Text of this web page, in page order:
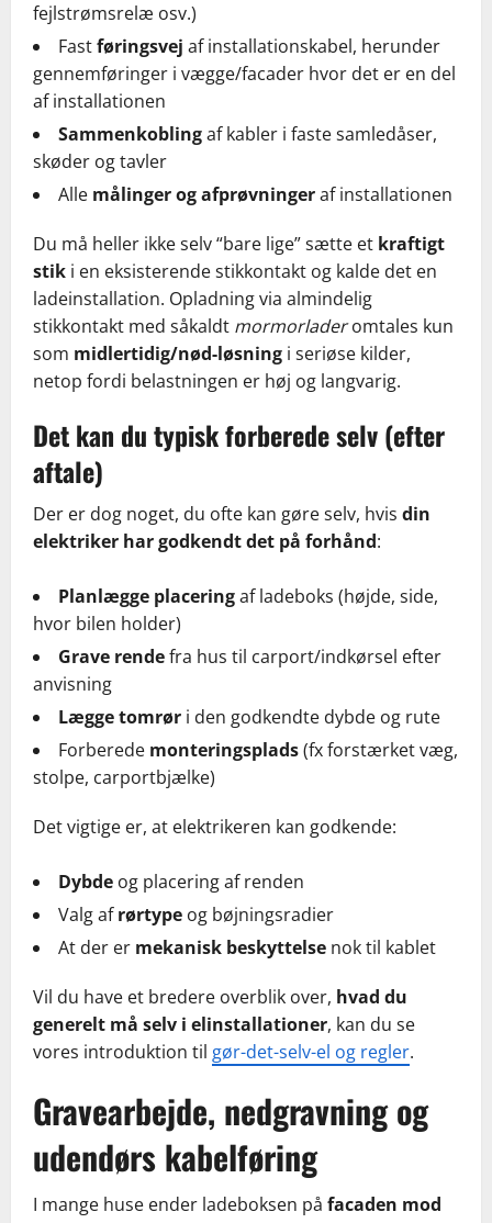
fejlstrømsrelæ osv.)
Fastføringsvej af installationskabel, herunder
gennemføringer i vægge/facader hvor det er en del
af installationen
Sammenkoblingaf kabler i faste samledåser,
skøder og tavler
Alle målinger og afprøvningeraf installationen
Du må heller ikke selv “bare lige” sætte et kraftigt
stik i en eksisterende stikkontakt og kalde det en
ladeinstallation. Opladning via almindelig
stikkontakt med såkaldt mormorladeromtales kun
som midlertidig/nød-løsning i seriøse kilder,
netop fordi belastningen er høj og langvarig.
Det kan du typisk forberede selv (efter
aftale)
Der er dog noget, du ofte kan gøre selv, hvis din
elektriker har godkendt det på forhånd:
Planlægge placeringaf ladeboks (højde, side,
hvor bilen holder)
Grave rendefra hus til carport/indkørsel efter
anvisning
Lægge tomrør i den godkendte dybde og rute
Forberede monteringsplads(fx forstærket væg,
stolpe, carportbjælke)
Det vigtige er, at elektrikeren kan godkende:
Dybde og placering af renden
Valg afrørtype og bøjningsradier
At der er mekanisk beskyttelse nok til kablet
Vil du have et bredere overblik over, hvad du
generelt må selv i elinstallationer, kan du se
vores introduktion til gør-det-selv-el og regler.
Gravearbejde, nedgravning og
udendørs kabelføring
I mange huse ender ladeboksen på facaden mod